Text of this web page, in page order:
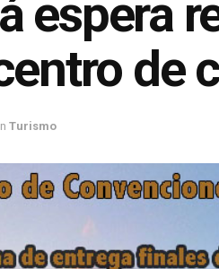
espera
de
Turismo